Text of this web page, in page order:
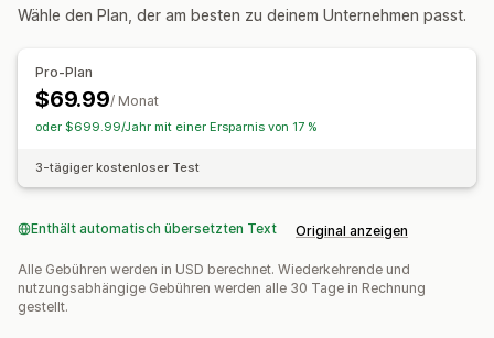
Checkout-Rabatte Popups
Wähle den Plan, der am besten zu deinem Unternehmen passt.
Pro-Plan
$69.99/ Monat
oder $699.99/Jahr mit einer Ersparnis von 17 %
3-tägiger kostenloser Test
Enthält automatisch übersetzten Text Original anzeigen
Alle Gebühren werden in USD berechnet. Wiederkehrende und
nutzungsabhängige Gebühren werden alle 30 Tage in Rechnung
gestellt.